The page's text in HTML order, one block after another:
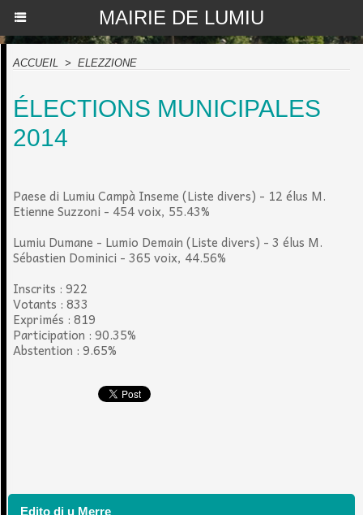
MAIRIE DE LUMIU
Edito di u Merre
ACCUEIL > ELEZZIONE
ÉLECTIONS MUNICIPALES
2014
Paese di Lumiu Campà Inseme (Liste divers) - 12 élus M.
Etienne Suzzoni - 454 voix, 55.43%
Lumiu Dumane - Lumio Demain (Liste divers) - 3 élus M.
Sébastien Dominici - 365 voix, 44.56%
Inscrits : 922
Votants : 833
Exprimés : 819
Participation : 90.35%
Abstention : 9.65%